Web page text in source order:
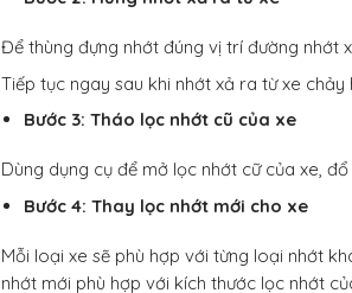
Để thùng đựng nhớt đúng vị trí đường nhớt
Tiếp tục ngay sau khi nhớt xả ra từ xe
Bước 3: Tháo lọc nhớt cũ của xe
Dùng dụng cụ để mở lọc nhớt cữ của xe,
Bước 4: Thay lọc nhớt mới cho xe
Mỗi loại xe sẽ phù hợp với từng loại nhớt
nhớt mới phù hợp với kích thước lọc nhớt